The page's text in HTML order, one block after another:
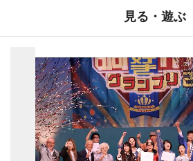
見る・遊ぶ